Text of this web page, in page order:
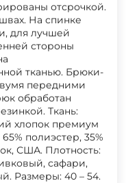
отсрочкой.
На спинке
для лучшей
стороны
тканью. Брюки-
передними
обработан
Ткань:
хлопок премиум
полиэстер, 35%
США. Плотность:
сафари,
Размеры: 40 – 54.